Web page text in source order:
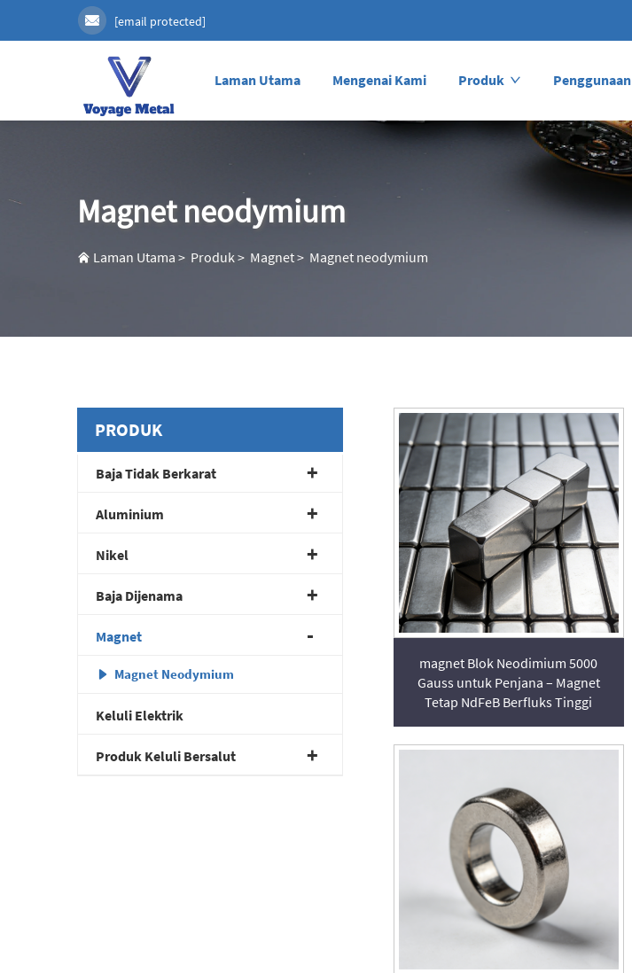
[email protected]
Laman Utama Mengenai Kami Produk Penggunaan
Magnet neodymium
Laman Utama > Produk> Magnet> Magnet neodymium
PRODUK
Baja Tidak Berkarat
Aluminium
Nikel
Baja Dijenama
Magnet
Magnet Neodymium
Keluli Elektrik
Produk Keluli Bersalut
magnet Blok Neodimium 5000
Gauss untuk Penjana – Magnet
Tetap NdFeB Berfluks Tinggi